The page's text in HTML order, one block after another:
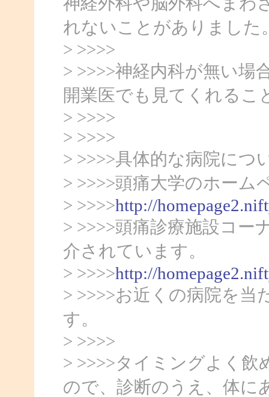
れないことがありました
> >>>>
> >>>>神経内科が無い場
開業医でも見てくれるこ
> >>>>
> >>>>
> >>>>具体的な病院につ
> >>>>頭痛大学のホーム
> >>>>http://
> >>>>頭痛診療施設コー
介されています。
> >>>>http://
> >>>>お近くの病院を
す。
> >>>>
> >>>>タイミングよく
ので、診断のうえ、体に